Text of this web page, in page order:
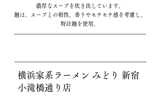
濃厚なスープを炊き出しています。
麺は、スープとの相性、香りやモチモチ感を考慮し、
特注麺を使用。
横浜家系ラーメン みどり 新宿
小滝橋通り店